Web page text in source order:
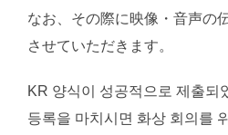
なお、その際に映像・音声の
させていただきます。
KR 양식이 성공적으로 제출되
등록을 마치시면 화상 회의를